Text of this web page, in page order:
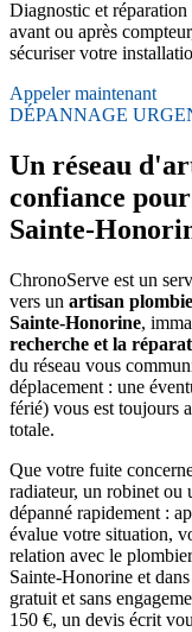
Diagnostic et
avant ou après
sécuriser votre
Appeler maintenant
DÉPANNAGE
Un réseau
confiance
Sainte-
ChronoServe est un
vers un artisan
Sainte-Honorine,
recherche et la
du réseau vous
déplacement : une
férié) vous est toujours
totale.
Que votre fuite
radiateur, un robinet ou
dépanné rapidement :
évalue votre situation,
relation avec le
Sainte-Honorine et
gratuit et sans
150 €, un devis écrit